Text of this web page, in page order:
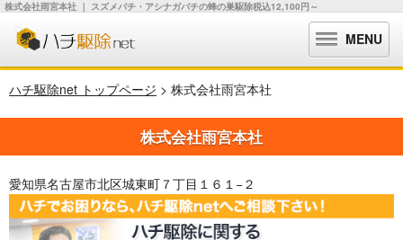
株式会社雨宮本社 ｜ スズメバチ・アシナガバチの蜂の巣駆除税込12,100円～
MENU
ハチ駆除net トップページ > 株式会社雨宮本社
株式会社雨宮本社
愛知県名古屋市北区城東町７丁目１６１−２